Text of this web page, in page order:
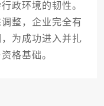
政环境的韧性。
整，企业完全有
为成功进入并扎
格基础。